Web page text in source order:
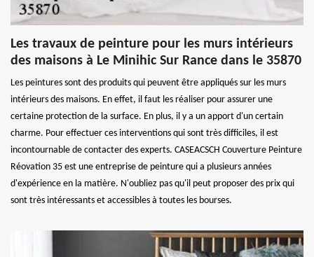
Les travaux de peinture pour les murs intérieurs
des maisons à Le Minihic Sur Rance dans le 35870
Les peintures sont des produits qui peuvent être appliqués sur les murs
intérieurs des maisons. En effet, il faut les réaliser pour assurer une
certaine protection de la surface. En plus, il y a un apport d'un certain
charme. Pour effectuer ces interventions qui sont très difficiles, il est
incontournable de contacter des experts. CASEACSCH Couverture Peinture
Réovation 35 est une entreprise de peinture qui a plusieurs années
d'expérience en la matière. N'oubliez pas qu'il peut proposer des prix qui
sont très intéressants et accessibles à toutes les bourses.